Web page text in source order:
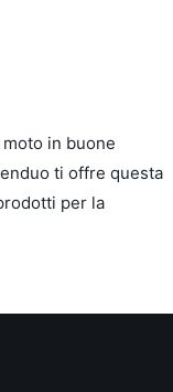
in buone
ti offre questa
per la